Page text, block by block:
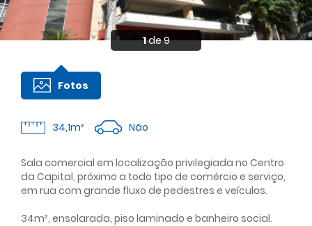
1de 9
Fotos
34,1m² Não
Sala comercial em localização privilegiada no Centro
da Capital, próximo a todo tipo de comércio e serviço,
em rua com grande fluxo de pedestres e veículos.
34m², ensolarada, piso laminado e banheiro social.